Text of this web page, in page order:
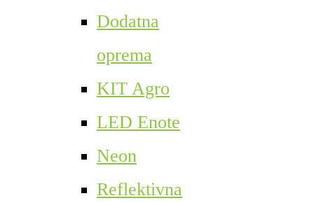
Dodatna
oprema
KIT Agro
LED Enote
Neon
Reflektivna